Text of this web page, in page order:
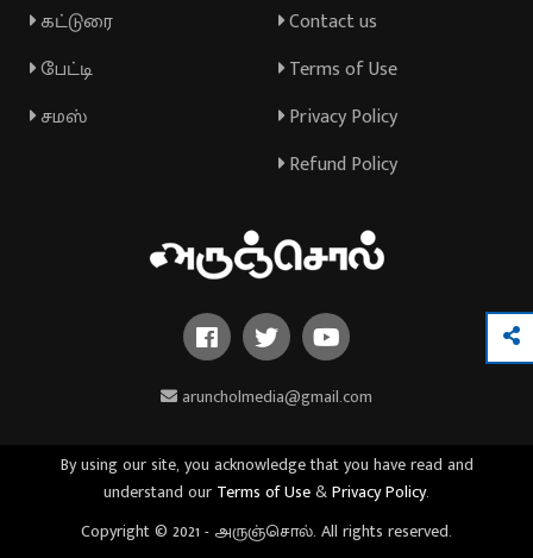
கட்டுரை
பேட்டி
சமஸ்
Contact us
Terms of Use
Privacy Policy
Refund Policy
aruncholmedia@gmail.com
By using our site, you acknowledge that you have read and
understand our Terms of Use&Privacy Policy.
Copyright © 2021 - அருஞ்சொல். All rights reserved.